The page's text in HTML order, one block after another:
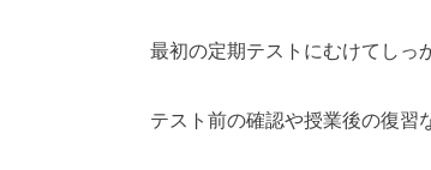
最初の定期テストにむけてしっ
テスト前の確認や授業後の復習